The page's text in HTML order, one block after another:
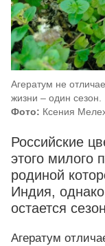
Агератум не
жизни – один сезон.
Фото: Ксения
Российские
этого милого
родиной
Индия,
остается
Агератум